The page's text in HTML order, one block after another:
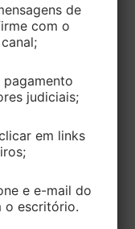
de
com o
judiciais;
em links
e e-mail do
o escritório.